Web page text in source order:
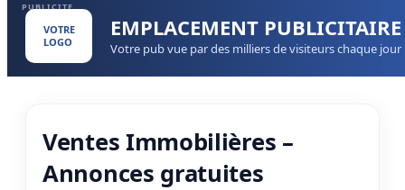
PUBLICITE
VOTRE
LOGO
EMPLACEMENT PUBLICITAIRE
Votre pub vue par des milliers de visiteurs chaque jour
Ventes Immobilières –
Annonces gratuites